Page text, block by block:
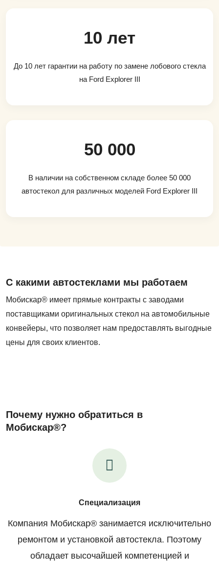
10 лет
До 10 лет гарантии на работу по замене лобового стекла
на Ford Explorer III
50 000
В наличии на собственном складе более 50 000
автостекол для различных моделей Ford Explorer III
С какими автостеклами мы работаем
Мобискар® имеет прямые контракты с заводами
поставщиками оригинальных стекол на автомобильные
конвейеры, что позволяет нам предоставлять выгодные
цены для своих клиентов.
Почему нужно обратиться в
Мобискар®?
Специализация
Компания Мобискар® занимается исключительно
ремонтом и установкой автостекла. Поэтому
обладает высочайшей компетенцией и